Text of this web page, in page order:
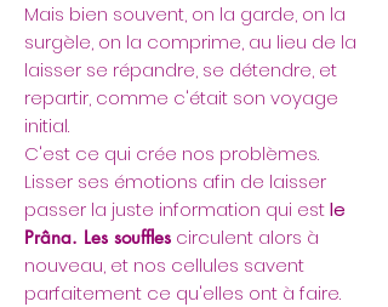
Mais bien souvent, on la garde, on la
surgèle, on la comprime, au lieu de la
laisser se répandre, se détendre, et
repartir, comme c'était son voyage
initial.
C'est ce qui crée nos problèmes.
Lisser ses émotions afin de laisser
passer la juste information qui estle
Prâna. Les souffles circulent alors à
nouveau, et nos cellules savent
parfaitement ce qu'elles ont à faire.